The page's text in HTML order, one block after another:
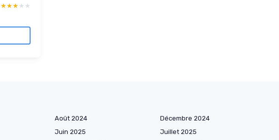
★★★★★
★★★★★
Août 2024
Décembre 2024
Juin 2025
Juillet 2025